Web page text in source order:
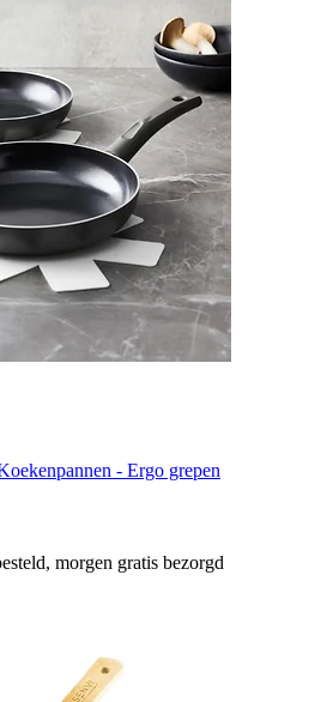
- Ergo grepen
morgen gratis bezorgd